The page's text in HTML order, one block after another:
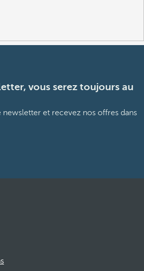
vous serez toujours au
et recevez nos offres dans